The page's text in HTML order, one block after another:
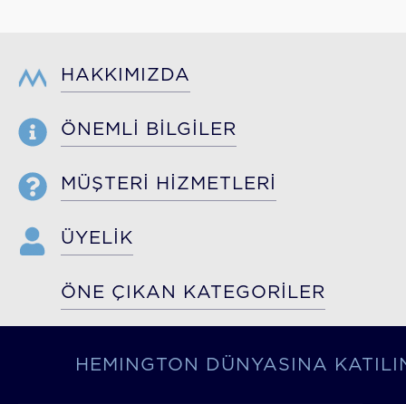
HAKKIMIZDA
ÖNEMLİ BİLGİLER
MÜŞTERİ HİZMETLERİ
ÜYELİK
ÖNE ÇIKAN KATEGORİLER
HEMINGTON DÜNYASINA